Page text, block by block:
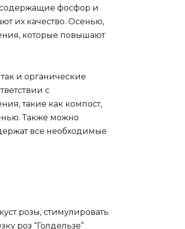
содержащие фосфор и
их качество. Осенью,
которые повышают
и органические
с
такие как компост,
Также можно
все необходимые
розы, стимулировать
роз “Голдельзе”